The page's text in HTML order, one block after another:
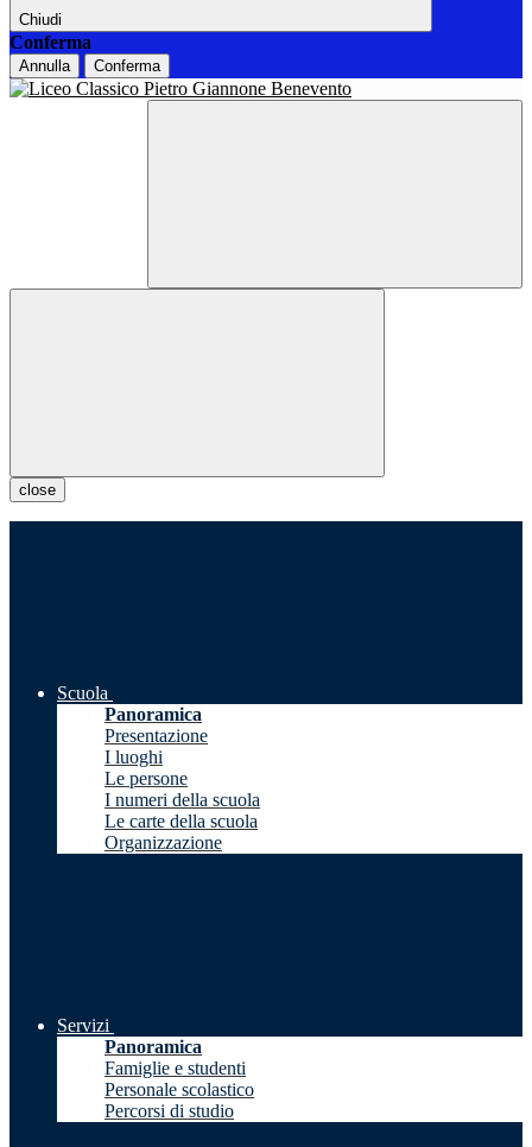
Chiudi
Conferma
Annulla Conferma
close
Scuola
Panoramica
Presentazione
I luoghi
Le persone
I numeri della scuola
Le carte della scuola
Organizzazione
Servizi
Panoramica
Famiglie e studenti
Personale scolastico
Percorsi di studio